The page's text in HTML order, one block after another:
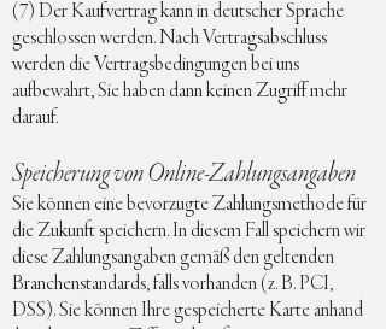
(7) Der Kaufvertrag kann in deutscher Sprache
geschlossen werden. Nach Vertragsabschluss
werden die Vertragsbedingungen bei uns
aufbewahrt, Sie haben dann keinen Zugriff mehr
darauf.
Speicherung von Online-Zahlungsangaben
Sie können eine bevorzugte Zahlungsmethode für
die Zukunft speichern. In diesem Fall speichern wir
diese Zahlungsangaben gemäß den geltenden
Branchenstandards, falls vorhanden (z. B. PCI,
DSS). Sie können Ihre gespeicherte Karte anhand